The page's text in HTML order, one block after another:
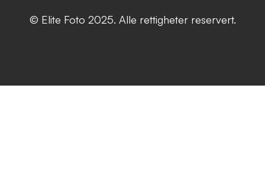
© Elite Foto 2025. Alle rettigheter reservert.